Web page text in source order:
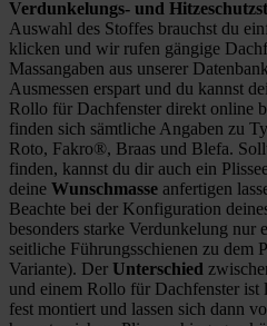
Verdunkelungs- und
Auswahl des Stoffes brauchst du
klicken und wir rufen gängige
Massangaben aus unserer
Ausmessen erspart und du kannst
Rollo für Dachfenster direkt online
finden sich sämtliche Angaben zu
Roto, Fakro®, Braas und Blefa.
finden, kannst du dir auch ein
deine Wunschmasse anfertigen
Beachte bei der Konfiguration
besonders starke Verdunkelung nur
seitliche Führungsschienen zu dem
Variante). Der Unterschied
und einem Rollo für Dachfenster
fest montiert und lassen sich dann